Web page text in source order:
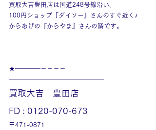
買取大吉豊田店は国道248号線沿い、
100円ショップ『ダイソー』さんのすぐ近く♪
からあげの『からやま』さんの隣です。
★━━━━－－－－
———————————————
買取大吉　豊田店
FD : 0120-070-673
〒471-0871